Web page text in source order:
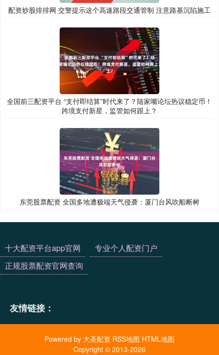
配资炒股排排网 交警提示这个高速路段交通管制 注意路基沉陷施工
全国前三配资平台 “支付即结算”时代来了？陆家嘴论坛热议稳定币！
跨境支付新星，监管如何跟上？
东莞股票配资 全国多地遭极端天气侵袭：厦门台风吹船断树
十大配资平台app官网
专业个人配资门户
正规股票配资官网查询
友情链接：
Powered by 大圣配资 RSS地图 HTML地图
Copyright © 2013-2026